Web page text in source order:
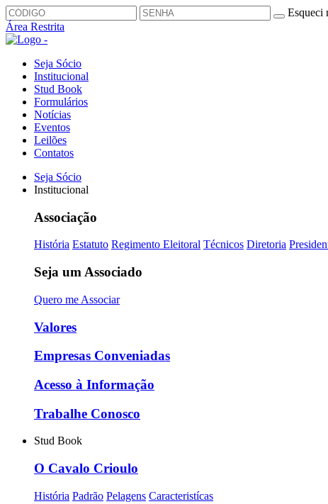
Esqueci
Área Restrita
Seja Sócio
Institucional
Stud Book
Formulários
Notícias
Eventos
Leilões
Contatos
Seja Sócio
Institucional
Associação
História Estatuto Regimento Eleitoral Técnicos Diretoria
Seja um Associado
Quero me Associar
Valores
Empresas Conveniadas
Acesso à Informação
Trabalhe Conosco
Stud Book
O Cavalo Crioulo
História Padrão Pelagens Caracteristícas